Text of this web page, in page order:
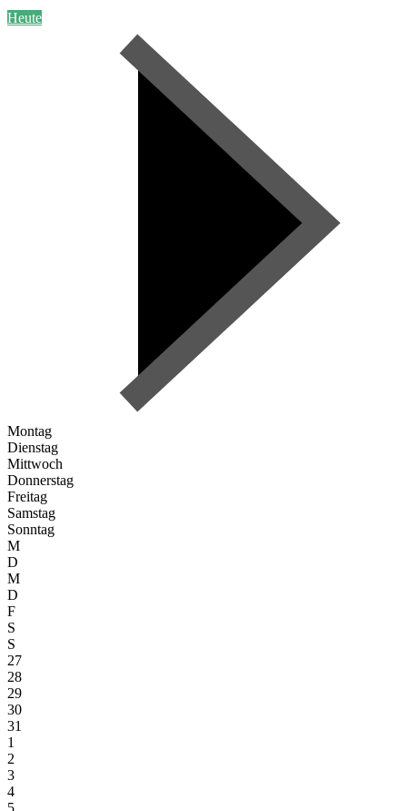
Heute
Montag
Dienstag
Mittwoch
Donnerstag
Freitag
Samstag
Sonntag
M
D
M
D
F
S
S
27
28
29
30
31
1
2
3
4